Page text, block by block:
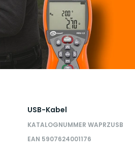
USB-Kabel
KATALOGNUMMER WAPRZUSB
EAN 5907624001176